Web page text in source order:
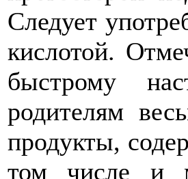
Следует
кислотой.
быстрому
родителям
продукты,
том числе и